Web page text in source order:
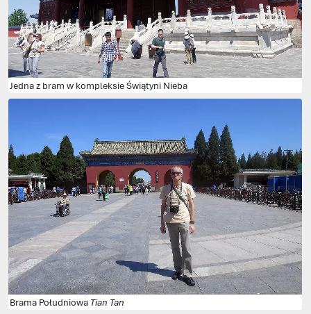
Jedna z bram w kompleksie Świątyni Nieba
Brama Południowa Tian Tan